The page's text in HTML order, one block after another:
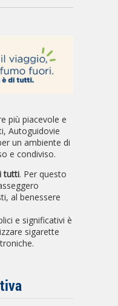
più piacevole e
Autoguidovie
un ambiente di
e condiviso.
tutti. Per questo
al benessere
e significativi è
sigarette